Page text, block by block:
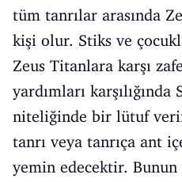
tüm tanrılar arasında
kişi olur. Stiks ve
Zeus Titanlara karşı
yardımları karşılığında
niteliğinde bir lütuf
tanrı veya tanrıça ant
yemin edecektir. Bunun